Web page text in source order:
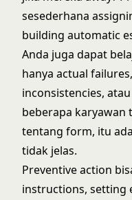
sesederhana
building automatic
Anda juga dapat
hanya actual
inconsistencies,
beberapa karyawan
tentang form, itu
tidak jelas.
Preventive action
instructions, setting